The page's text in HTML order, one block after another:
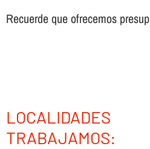
Recuerde que ofrecemos
TRABAJAMOS: